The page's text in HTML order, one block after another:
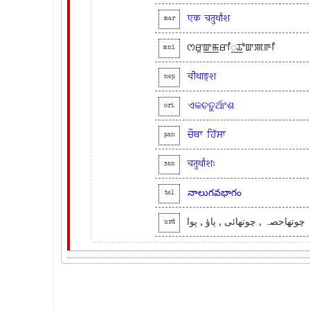
mar एक चतुर्थांश
mni ꯁꯔꯨꯛ꯭ꯃꯔꯤ꯭ꯊꯣꯛꯄꯒꯤ
nep चौथाङ्श
ori ଏକଚତୁର୍ଥାଂଶ
pan ਚੌਥਾ ਹਿੱਸਾ
san चतुर्थांशः
tel నాలుగవభాగం
urd چوتھاحصہ , چوتھائی , پاؤ , پوا